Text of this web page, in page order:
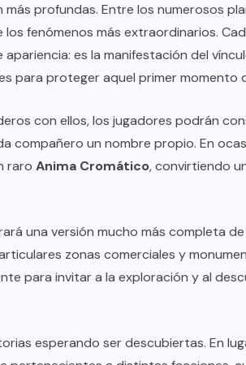
profundas. Entre los numerosos
los fenómenos más extraordinarios.
es la manifestación del
para proteger aquel primer momento
con ellos, los jugadores podrán
compañero un nombre propio. En
raro Anima Cromático, convirtiendo
una versión mucho más completa de
zonas comerciales y
para invitar a la exploración y al
esperando ser descubiertas. En